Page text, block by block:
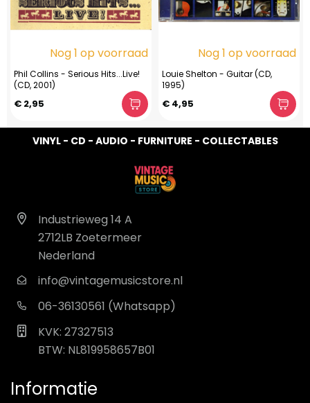
Nog 1 op voorraad
Phil Collins - Serious Hits...Live!
(CD, 2001)
€ 2,95
Nog 1 op voorraad
Louie Shelton - Guitar (CD,
1995)
€ 4,95
VINYL - CD - AUDIO - FURNITURE - COLLECTABLES
Industrieweg 14 A
2712LB Zoetermeer
Nederland
info@vintagemusicstore.nl
06-36130561 (Whatsapp)
KVK: 27327513
BTW: NL819958657B01
Informatie